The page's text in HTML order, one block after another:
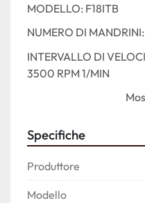
MODELLO: F18ITB
NUMERO DI
INTERVALLO DI
3500 RPM 1/MIN
MOVIMENTO ASSE-Z:
PEZZO IN LAVORAZIONE
DIAMETRO DEL
Specifiche
Produttore
Modello